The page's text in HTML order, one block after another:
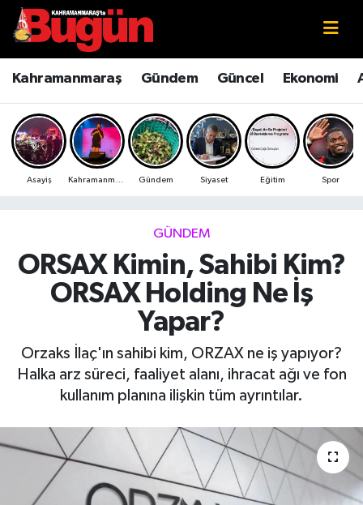
Kahramanmaraş Gündem Güncel Ekonomi
Asayiş Gündem Siyaset Eğitim Spor
GÜNDEM
ORSAX Kimin, Sahibi Kim?
ORSAX Holding Ne İş
Yapar?
Orzaks İlaç'ın sahibi kim, ORZAX ne iş yapıyor?
Halka arz süreci, faaliyet alanı, ihracat ağı ve fon
kullanım planına ilişkin tüm ayrıntılar.
Kahramanmaraş
Kahramanmaraş Sokak Röportajları
Bilim ve Teknoloji
Çevre
Ekonomi
Güncel
Haberde İnsan
Kültür Sanat
Magazin
Kahramanmaraş Nöbetçi Eczaneler
Kahramanmaraş Hava Durumu
Kahramanmaraş Namaz Vakitleri
Kahramanmaraş Trafik Yoğunluk Haritası
Süper Lig Puan Durumu ve Fikstür
Tüm Manşetler
Son Dakika Haberleri
Haber Arşivi